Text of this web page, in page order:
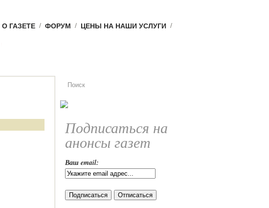
О ГАЗЕТЕ ФОРУМ ЦЕНЫ НА НАШИ УСЛУГИ
Подписаться на
анонсы газет
Ваш email: